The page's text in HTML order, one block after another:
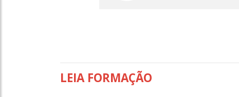
LEIA FORMAÇÃO